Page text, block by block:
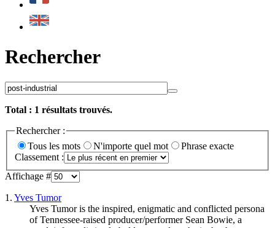
Rechercher
Total : 1 résultats trouvés.
Rechercher :
Tous les mots
N'importe quel mot
Phrase exacte
Classement :
Affichage #
1. Yves Tumor
Yves Tumor is the inspired, enigmatic and conflicted persona
of Tennessee-raised producer/performer Sean Bowie, a